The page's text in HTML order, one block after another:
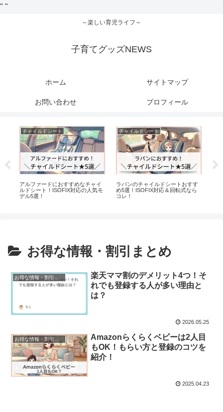
" "
～楽しい育児ライフ～
子育てグッズNEWS
ホーム サイトマップ
お問い合わせ プロフィール
チャイルドシート
アルファードにおすすめなチャイ
ルドシート！ISOFIX対応の人気モ
デル5選！
チャイルドシート
ラパンのチャイルドシートおすす
め5選！ISOFIX対応＆回転式なら
コレ！
お得な情報・割引まとめ
お得な情報・割引まとめ
楽天ママ割のデメリット4つ！そ
れでも登録する人が多い理由と
は？
2026.05.25
Amazonらくらくベビーは2人目
もOK！もらい方と登録のコツを
紹介！
2025.04.23